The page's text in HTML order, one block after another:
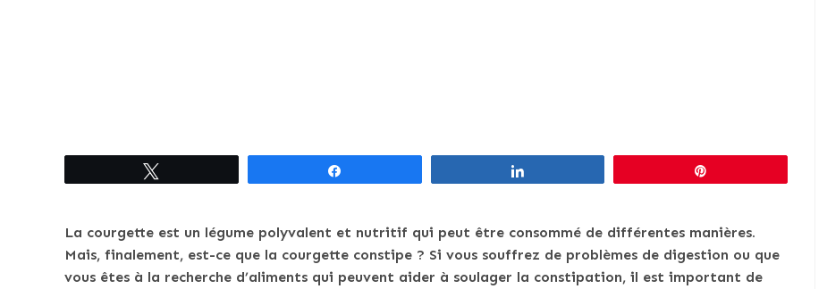
La courgette est un légume polyvalent et nutritif qui peut être consommé de différentes manières.
Mais, finalement, est-ce que la courgette constipe ? Si vous souffrez de problèmes de digestion ou que
vous êtes à la recherche d’aliments qui peuvent aider à soulager la constipation, il est important de